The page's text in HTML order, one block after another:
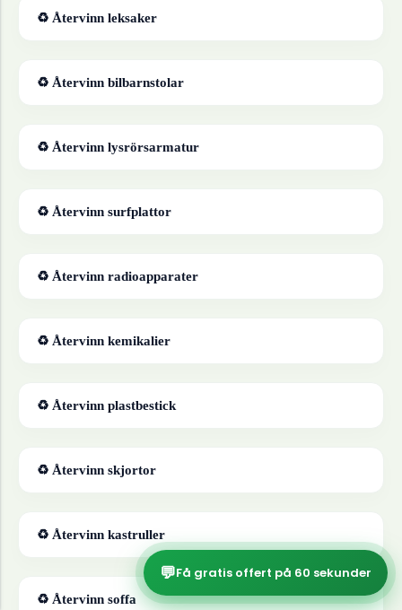
♻ Återvinn leksaker
♻ Återvinn bilbarnstolar
♻ Återvinn lysrörsarmatur
♻ Återvinn surfplattor
♻ Återvinn radioapparater
♻ Återvinn kemikalier
♻ Återvinn plastbestick
♻ Återvinn skjortor
♻ Återvinn kastruller
♻ Återvinn soffa
💬Få gratis offert på 60 sekunder